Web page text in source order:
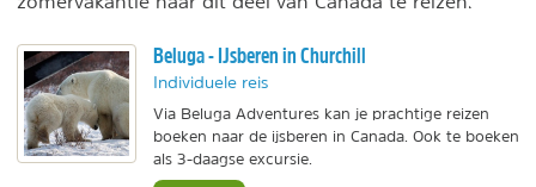
Beluga - IJsberen in Churchill
Individuele reis
Via Beluga Adventures kan je prachtige reizen
boeken naar de ijsberen in Canada. Ook te boeken
als 3-daagse excursie.